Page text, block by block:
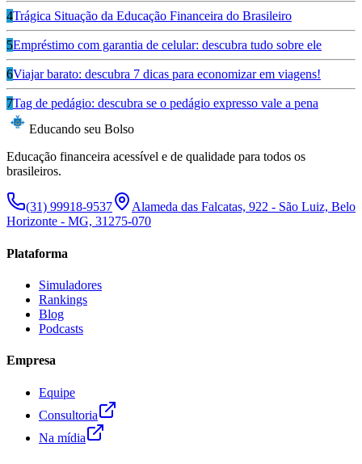
4Trágica Situação da Educação Financeira do Brasileiro
5Empréstimo com garantia de celular: descubra tudo sobre ele
6Viajar barato: descubra 7 dicas para economizar em viagens!
7Tag de pedágio: descubra se o pedágio expresso vale a pena
Educando seu Bolso
Educação financeira acessível e de qualidade para todos os
brasileiros.
(31) 99918-9537
Alameda das Falcatas, 922 - São Luiz, Belo
Horizonte - MG, 31275-070
Plataforma
Simuladores
Rankings
Blog
Podcasts
Empresa
Equipe
Consultoria
Na mídia